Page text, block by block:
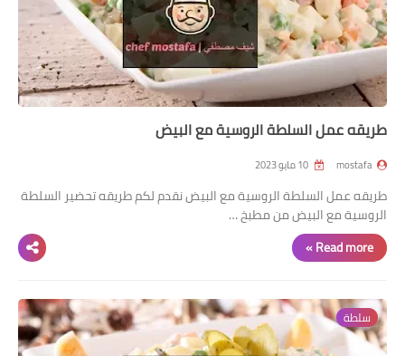
طريقه عمل السلطة الروسية مع البيض
mostafa
طريقه عمل السلطة الروسية مع البيض نقدم لكم طريقه تحضير السلطة
الروسية مع البيض من مطبخ …
Read more »
سلطة